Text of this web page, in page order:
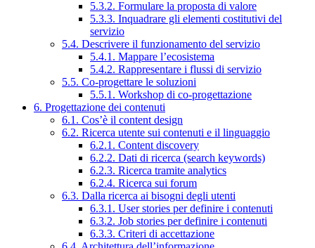
5.3.2. Formulare la proposta di valore
5.3.3. Inquadrare gli elementi costitutivi del
servizio
5.4. Descrivere il funzionamento del servizio
5.4.1. Mappare l’ecosistema
5.4.2. Rappresentare i flussi di servizio
5.5. Co-progettare le soluzioni
5.5.1. Workshop di co-progettazione
6. Progettazione dei contenuti
6.1. Cos’è il content design
6.2. Ricerca utente sui contenuti e il linguaggio
6.2.1. Content discovery
6.2.2. Dati di ricerca (search keywords)
6.2.3. Ricerca tramite analytics
6.2.4. Ricerca sui forum
6.3. Dalla ricerca ai bisogni degli utenti
6.3.1. User stories per definire i contenuti
6.3.2. Job stories per definire i contenuti
6.3.3. Criteri di accettazione